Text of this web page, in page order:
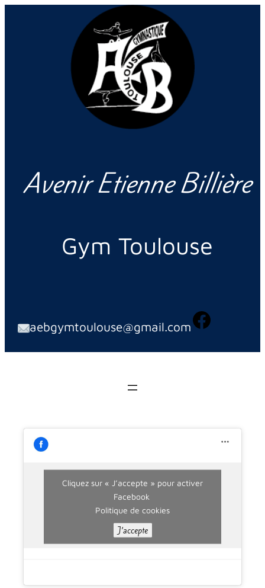
Avenir Etienne Billière
Gym Toulouse
aebgymtoulouse@gmail.com
Cliquez sur « J’accepte » pour activer
Facebook
Politique de cookies
J’accepte